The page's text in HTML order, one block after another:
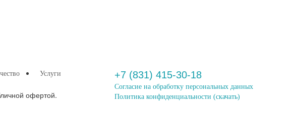
Услуги
офертой.
+7 (831) 415-30-18
Согласие на обработку персональных данных
Политика конфиденциальности (скачать)